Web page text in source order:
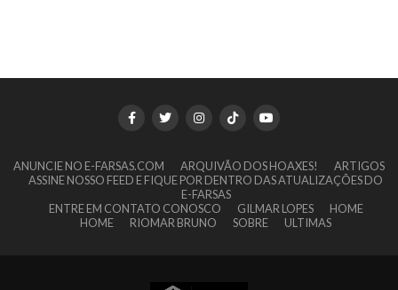
ANUNCIE NO E-FARSAS.COM ARQUIVÃO DOS HOAXES!
ARTIGOS
ASSINE NOSSO FEED E FIQUE POR DENTRO DAS ATUALIZAÇÕES DO
E-FARSAS
ENTRE EM CONTATO CONOSCO
GILMAR LOPES
HOME
HOME
RIOMAR BRUNO SOBRE ULTIMAS